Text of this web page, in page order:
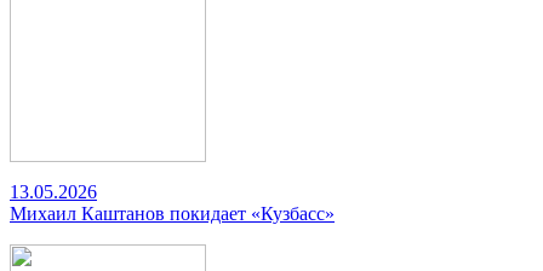
13.05.2026
Михаил Каштанов покидает «Кузбасс»